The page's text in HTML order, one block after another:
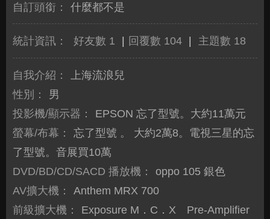
自訂頭銜：
什麼都不是
統計資訊： 好友數 1 回覆數 104 主題數 18
自我介紹：
上海流浪兒
性別：
男
投影機/顯示器：
EPSON 忘了型號。大約11萬元
螢幕/布幕：
忘了型號 。 大約2萬8。電視三星的忘
了型號。音展買10萬
DVD/BD/CD/SACD 播放機：
oppo 105 銀色
AV擴大機：
Anthem MRX 700
前級擴大機：
Exposure M．C．X Pre-Amplifier